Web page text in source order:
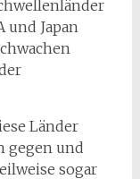
und Japan
Länder
gegen und
sogar